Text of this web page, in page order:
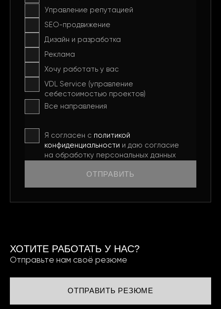
Управление репутацией
SEO-продвижение
Дизайн и разработка
Реклама
Хочу работать у вас
VDL Service (управление
себестоимостью проектов)
Все направления
ОТПРАВИТЬ
Я согласен с политикой
конфиденциальности и даю согласие
на обработку персональных данных
ХОТИТЕ РАБОТАТЬ У НАС?
Отправьте нам своё резюме
ОТПРАВИТЬ РЕЗЮМЕ